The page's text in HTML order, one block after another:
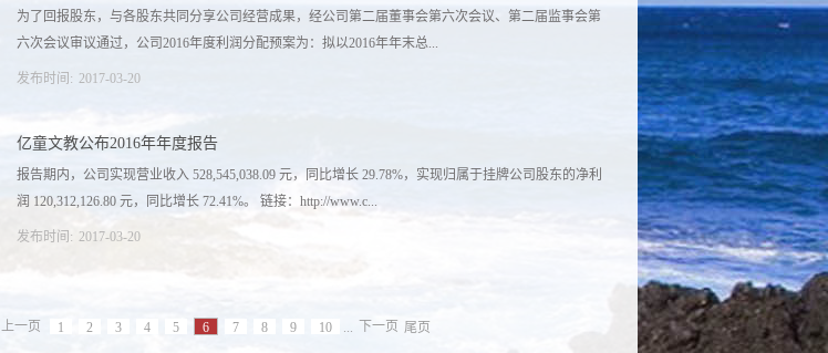
基本每股收益 1.15 元，较上年同期的 0.79 元提高了 0.36 元，增长 45.57%。 链接：
http://www.cninfo.com.cn/cninfo-new/disclosure/neeq_company/bulletin_detail/true/1203160593?
announceTime=2017-03-14
为了回报股东，与各股东共同分享公司经营成果，经公司第二届董事会第六次会议、第二届监事会第
六次会议审议通过，公司2016年度利润分配预案为：拟以2016年年末总...
为45,000,000.00元，剩余未分配利润结转下一年度。本预案将经股东大会批准后实施。 链接：
http://www.cninfo.com.cn/cninfo-new/disclosure/neeq_company/bulletin_detail/true/1203169520?
announceTime=2017-03-16
发布时间: 2017-03-20
亿童文教公布2016年年度报告
报告期内，公司实现营业收入 528,545,038.09 元，同比增长 29.78%，实现归属于挂牌公司股东的净利
润 120,312,126.80 元，同比增长 72.41%。 链接：http://www.c...
发布时间: 2017-03-20
上一页 1 2 3 4 5 6 7 8 9 10 下一页 尾页